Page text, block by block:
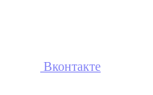
Вконтакте